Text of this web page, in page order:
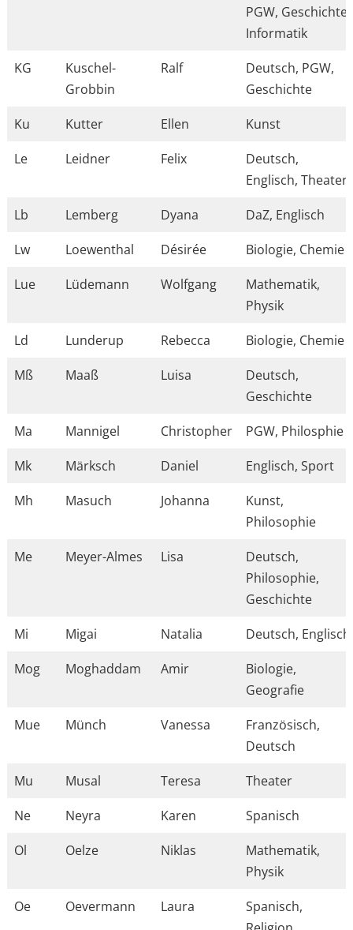
PGW, Geschichte,
Informatik
KG
Kuschel-
Grobbin
Ralf
Deutsch, PGW,
Geschichte
Ku
Kutter Ellen
Kunst
Le
Leidner Felix
Deutsch,
Englisch, Theater
Lb
Lemberg Dyana
DaZ, Englisch
Lw
Loewenthal Désirée
Biologie, Chemie
Lue
Lüdemann Wolfgang
Mathematik,
Physik
Ld
Lunderup Rebecca
Biologie, Chemie
Mß
Maaß Luisa
Deutsch,
Geschichte
Ma
Mannigel Christopher
PGW, Philosphie
Mk
Märksch Daniel
Englisch, Sport
Mh
Masuch Johanna
Kunst,
Philosophie
Me
Meyer-Almes Lisa
Deutsch,
Philosophie,
Geschichte
Mi
Migai Natalia
Deutsch, Englisch
Mog
Moghaddam Amir
Biologie,
Geografie
Mue
Münch Vanessa
Französisch,
Deutsch
Mu
Musal Teresa
Theater
Ne
Neyra Karen
Spanisch
Ol
Oelze Niklas
Mathematik,
Physik
Oe
Oevermann Laura
Spanisch,